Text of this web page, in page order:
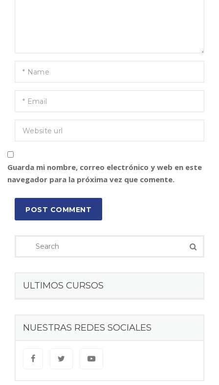
Guarda mi nombre, correo electrónico y web en este
navegador para la próxima vez que comente.
POST COMMENT
ULTIMOS CURSOS
NUESTRAS REDES SOCIALES